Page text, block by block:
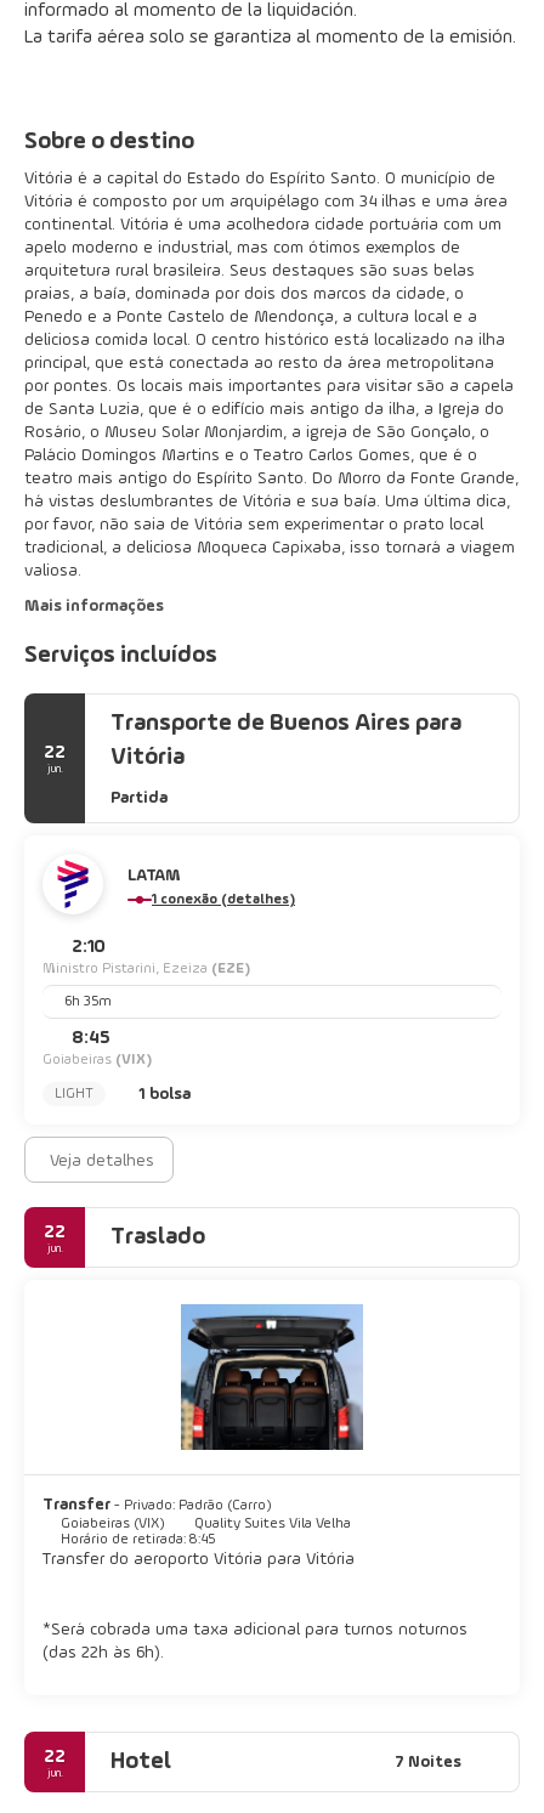
informado al momento de la liquidación.
La tarifa aérea solo se garantiza al momento de la emisión.
Sobre o destino
Vitória é a capital do Estado do Espírito Santo. O município de
Vitória é composto por um arquipélago com 34 ilhas e uma área
continental. Vitória é uma acolhedora cidade portuária com um
apelo moderno e industrial, mas com ótimos exemplos de
arquitetura rural brasileira. Seus destaques são suas belas
praias, a baía, dominada por dois dos marcos da cidade, o
Penedo e a Ponte Castelo de Mendonça, a cultura local e a
deliciosa comida local. O centro histórico está localizado na ilha
principal, que está conectada ao resto da área metropolitana
por pontes. Os locais mais importantes para visitar são a capela
de Santa Luzia, que é o edifício mais antigo da ilha, a Igreja do
Rosário, o Museu Solar Monjardim, a igreja de São Gonçalo, o
Palácio Domingos Martins e o Teatro Carlos Gomes, que é o
teatro mais antigo do Espírito Santo. Do Morro da Fonte Grande,
há vistas deslumbrantes de Vitória e sua baía. Uma última dica,
por favor, não saia de Vitória sem experimentar o prato local
tradicional, a deliciosa Moqueca Capixaba, isso tornará a viagem
valiosa.
Mais informações
Serviços incluídos
22
jun.
Transporte de Buenos Aires para
Vitória
Partida
LATAM
1 conexão (detalhes)
2:10
Ministro Pistarini, Ezeiza (EZE)
6h 35m
8:45
Goiabeiras (VIX)
LIGHT 1 bolsa
Veja detalhes
22
jun. Traslado
Transfer - Privado: Padrão (Carro)
Goiabeiras (VIX)
Quality Suites Vila Velha
Horário de retirada: 8:45
Transfer do aeroporto Vitória para Vitória
*Será cobrada uma taxa adicional para turnos noturnos
(das 22h às 6h).
22
jun. Hotel 7 Noites